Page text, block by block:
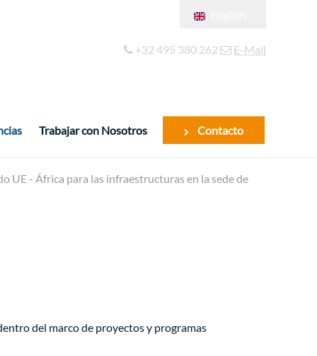
Français
+32 495 380 262 E-Mail
Trabajar con Nosotros Contacto
UE - África para las infraestructuras en la sede de
del marco de proyectos y programas